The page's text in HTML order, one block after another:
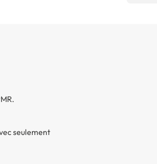
seulement